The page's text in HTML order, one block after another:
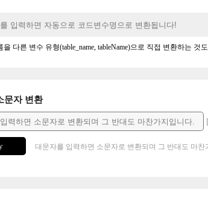
을 다른 변수 유형(table_name, tableName)으로 직접 변환하는 것
문자 변환
대문자를 입력하면 소문자로 변환되며 그 반대도 마찬